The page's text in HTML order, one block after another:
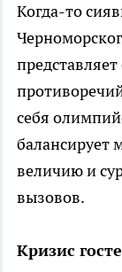
Когда-то
себя
балансирует
величию и
вызовов.
Кризис